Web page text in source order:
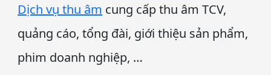
Dịch vụ thu âm cung cấp thu âm TCV,
quảng cáo, tổng đài, giới thiệu sản phẩm,
phim doanh nghiệp, …